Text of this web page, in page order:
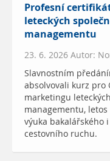
Profesní
leteckých
managementu
23. 6. 2026 Autor:
Slavnostním
absolvovali kurz pro
marketingu
managementu,
výuka bakalářského
cestovního ruchu.